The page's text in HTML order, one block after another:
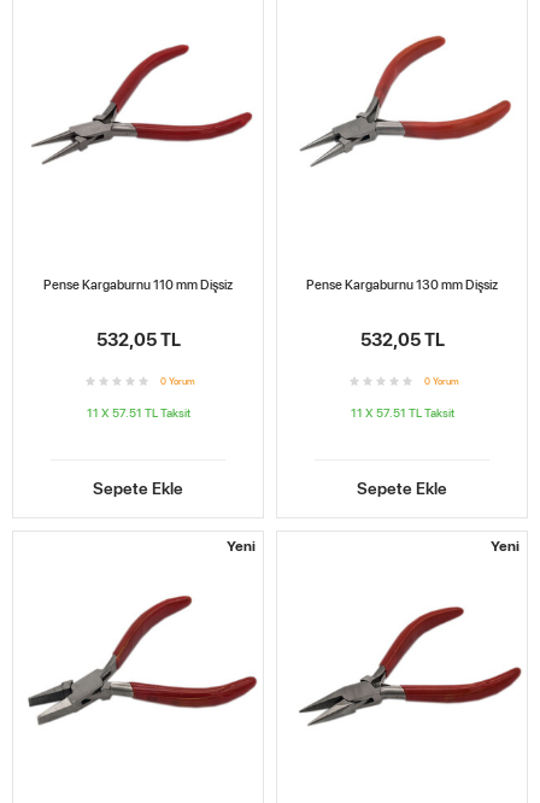
Pense Kargaburnu 110 mm Dişsiz
532,05 TL
0 Yorum
11 X 57.51 TL Taksit
Sepete Ekle
Pense Kargaburnu 130 mm Dişsiz
532,05 TL
0 Yorum
11 X 57.51 TL Taksit
Sepete Ekle
Yeni Yeni